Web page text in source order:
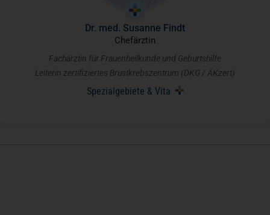
Dr. med. Susanne Findt
Chefärztin
Fachärztin für Frauenheilkunde und Geburtshilfe
Leiterin zertifiziertes Brustkrebszentrum (DKG / ÄKzert)
Spezialgebiete & Vita